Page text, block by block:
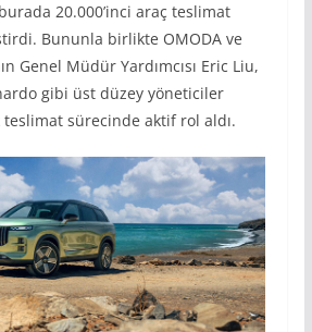
20.000’inci araç teslimat
Bununla birlikte OMODA ve
Genel Müdür Yardımcısı Eric Liu,
gibi üst düzey yöneticiler
teslimat sürecinde aktif rol aldı.